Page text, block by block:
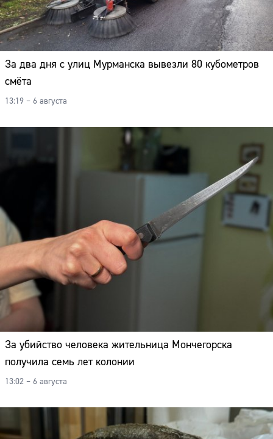
За два дня с улиц Мурманска вывезли 80 кубометров
смёта
13:19 – 6 августа
За убийство человека жительница Мончегорска
получила семь лет колонии
13:02 – 6 августа
Сайт: